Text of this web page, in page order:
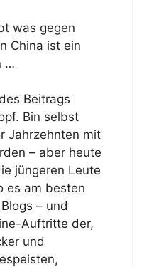
was gegen
China ist ein
…
Beitrags
Bin selbst
Jahrzehnten mit
– aber heute
jüngeren Leute
es am besten
– und
Auftritte der,
und